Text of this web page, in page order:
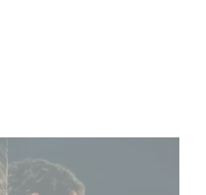
10 di Netflix delle serie non in